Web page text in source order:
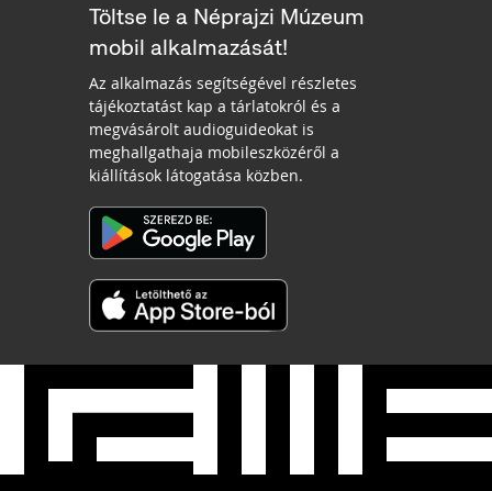
Töltse le a Néprajzi Múzeum
mobil alkalmazását!
Az alkalmazás segítségével részletes
tájékoztatást kap a tárlatokról és a
megvásárolt audioguideokat is
meghallgathaja mobileszközéről a
kiállítások látogatása közben.